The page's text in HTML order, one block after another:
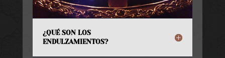
¿QUÉ SON LOS
ENDULZAMIENTOS?